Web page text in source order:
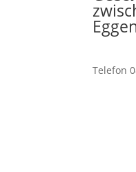
Telefon